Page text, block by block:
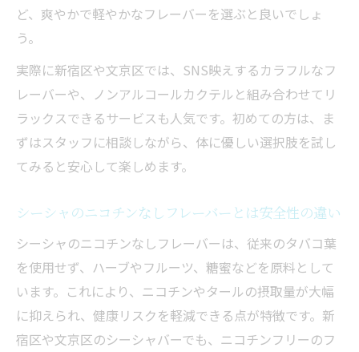
ど、爽やかで軽やかなフレーバーを選ぶと良いでしょ
う。
実際に新宿区や文京区では、SNS映えするカラフルなフ
レーバーや、ノンアルコールカクテルと組み合わせてリ
ラックスできるサービスも人気です。初めての方は、ま
ずはスタッフに相談しながら、体に優しい選択肢を試し
てみると安心して楽しめます。
シーシャのニコチンなしフレーバーとは安全性の違い
シーシャのニコチンなしフレーバーは、従来のタバコ葉
を使用せず、ハーブやフルーツ、糖蜜などを原料として
います。これにより、ニコチンやタールの摂取量が大幅
に抑えられ、健康リスクを軽減できる点が特徴です。新
宿区や文京区のシーシャバーでも、ニコチンフリーのフ